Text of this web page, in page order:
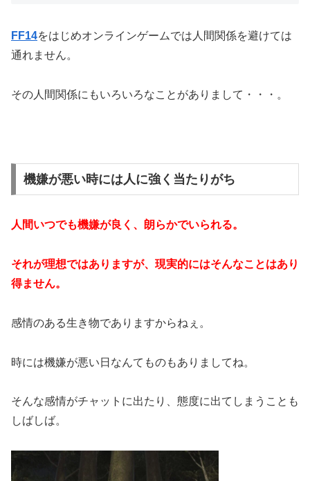
FF14をはじめオンラインゲームでは人間関係を避けては
通れません。
その人間関係にもいろいろなことがありまして・・・。
機嫌が悪い時には人に強く当たりがち
人間いつでも機嫌が良く、朗らかでいられる。
それが理想ではありますが、現実的にはそんなことはあり
得ません。
感情のある生き物でありますからねぇ。
時には機嫌が悪い日なんてものもありましてね。
そんな感情がチャットに出たり、態度に出てしまうことも
しばしば。